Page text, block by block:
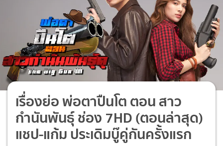
เรื่องย่อ พ่อตาปืนโต ตอน สาว
กำนันพันธุ์ ช่อง 7HD (ตอนล่าสุด)
แชป-แก้ม ประเดิมบู๊คู่กันครั้งแรก